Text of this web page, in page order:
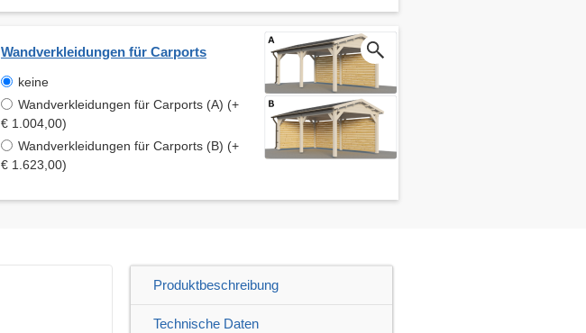
Wandverkleidungen für Carports
keine
Wandverkleidungen für Carports (A) (+
€ 1.004,00)
Wandverkleidungen für Carports (B) (+
€ 1.623,00)
Produktbeschreibung
Technische Daten